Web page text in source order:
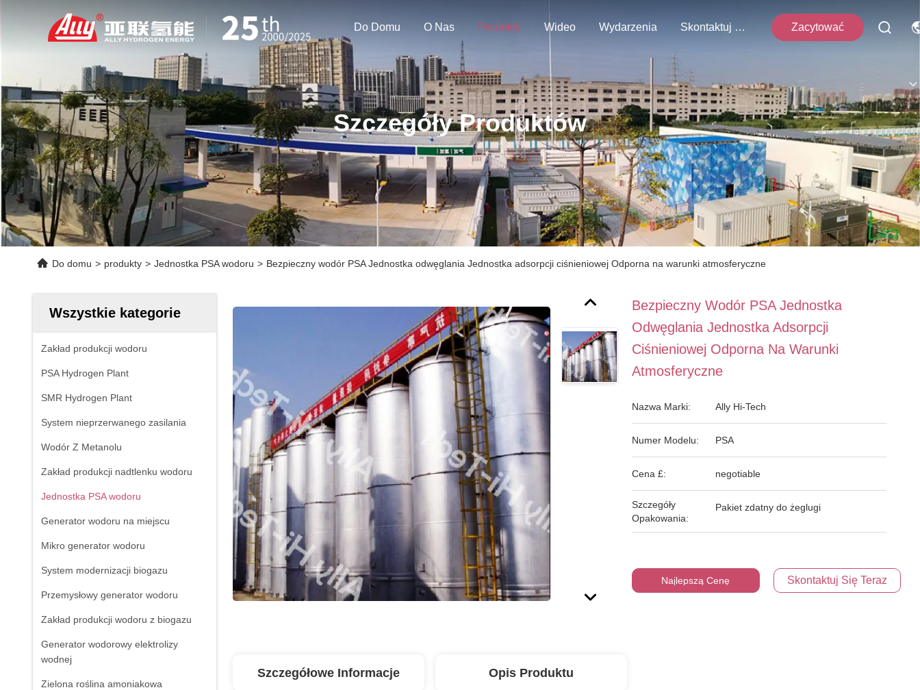
Do Domu O Nas Produkty Wideo Wydarzenia Skontaktuj Się Z Nami Zacytować
Szczegóły Produktów
Do domu > produkty > Jednostka PSA wodoru > Bezpieczny wodór PSA Jednostka odwęglania Jednostka adsorpcji ciśnieniowej Odporna na warunki atmosferyczne
Wszystkie kategorie
Zakład produkcji wodoru
PSA Hydrogen Plant
SMR Hydrogen Plant
System nieprzerwanego zasilania
Wodór Z Metanolu
Zakład produkcji nadtlenku wodoru
Jednostka PSA wodoru
Generator wodoru na miejscu
Mikro generator wodoru
System modernizacji biogazu
Przemysłowy generator wodoru
Zakład produkcji wodoru z biogazu
Generator wodorowy elektrolizy
wodnej
Zielona roślina amoniakowa
Bezpieczny Wodór PSA Jednostka
Odwęglania Jednostka Adsorpcji
Ciśnieniowej Odporna Na Warunki
Atmosferyczne
Nazwa Marki: Ally Hi-Tech
Numer Modelu: PSA
Cena £: negotiable
Szczegóły
Opakowania:
Pakiet zdatny do żeglugi
Najlepszą Cenę Skontaktuj Się Teraz
Szczegółowe Informacje Opis Produktu